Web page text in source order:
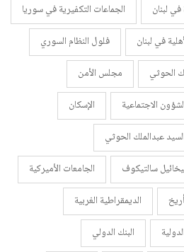
في لبنان
الجماعات التكفيرية في سوريا
في لبنان
فلول النظام السوري
الحوثي
مجلس الأمن
الاجتماعية
الإسكان
السيد عبدالملك الحوثي
سالتيكوف
الجامعات الأميركية
الديمقراطية الغربية
البنك الدولي